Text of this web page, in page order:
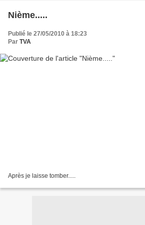
Nième.....
Publié le 27/05/2010 à 18:23
Par TVA
Après je laisse tomber.....